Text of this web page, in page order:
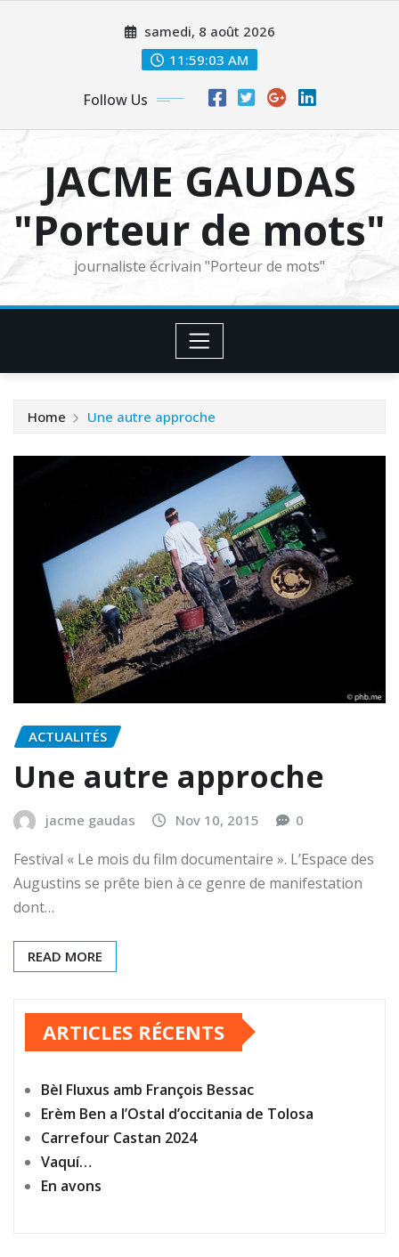
samedi, 8 août 2026
11:59:04 AM
Follow Us
JACME GAUDAS
"Porteur de mots"
journaliste écrivain "Porteur de mots"
Home Une autre approche
ACTUALITÉS
Une autre approche
jacme gaudas Nov 10, 2015 0
Festival « Le mois du film documentaire ». L’Espace des
Augustins se prête bien à ce genre de manifestation
dont…
READ MORE
ARTICLES RÉCENTS
Bèl Fluxus amb François Bessac
Erèm Ben a l’Ostal d’occitania de Tolosa
Carrefour Castan 2024
Vaquí…
En avons